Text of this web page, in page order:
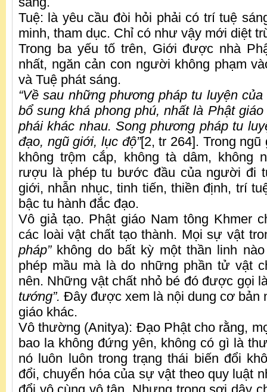
Tuệ: là yêu cầu đòi hỏi phải có trí tuệ
minh, tham dục. Chỉ có như vậy mới diệt
Trong ba yếu tố trên, Giới được nhà
nhất, ngăn cản con người không phạm
và Tuệ phát sáng.
“Về sau những phương pháp tu luyện
bổ sung khá phong phú, nhất là Phật
phái khác nhau. Song phương pháp tu
đạo, ngũ giới, lục độ”[2, tr 264]. Trong
không trộm cắp, không tà dâm, không
rượu là phép tu bước đầu của người đi
giới, nhẫn nhục, tinh tiến, thiền định, trí
bậc tu hành đắc đạo.
Vô giả tạo. Phật giáo Nam tông Khmer
các loài vật chất tạo thành. Mọi sự vật
pháp”không do bất kỳ một thần linh
phép mầu mà là do những phần tử vật
nên. Những vật chất nhỏ bé đó được gọi
tướng”. Đây được xem là nội dung cơ bản
giáo khác.
Vô thường (Anitya): Đạo Phật cho rằng,
bao la không đứng yên, không có gì là
nó luôn luôn trong trạng thái biến đổi
đổi, chuyển hóa của sự vật theo quy luật